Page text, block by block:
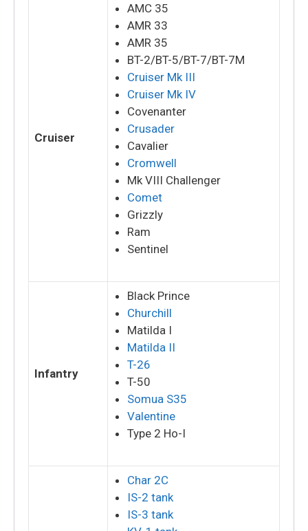
Cruiser
AMC 35
AMR 33
AMR 35
BT-2/BT-5/BT-7/BT-7M
Cruiser Mk III
Cruiser Mk IV
Covenanter
Crusader
Cavalier
Cromwell
Mk VIII Challenger
Comet
Grizzly
Ram
Sentinel
Infantry
Black Prince
Churchill
Matilda I
Matilda II
T-26
T-50
Somua S35
Valentine
Type 2 Ho-I
Char 2C
IS-2 tank
IS-3 tank